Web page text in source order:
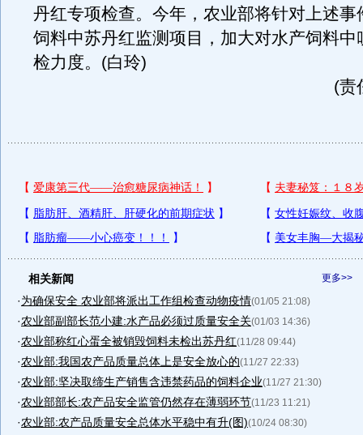
丹红专项检查。今年，农业部将针对上述事
饲料中苏丹红监测项目，加大对水产饲料中
检力度。(白玲)
(责
更多>>
相关新闻
·为确保安全 农业部将派出工作组检查动物疫情(01/05 21:08)
·农业部副部长范小建:水产品必须过质量安全关(01/03 14:36)
·农业部称红心蛋全被销毁饲料未检出苏丹红(11/28 09:44)
·农业部:我国农产品质量总体上是安全放心的(11/27 22:33)
·农业部:坚决取缔生产销售含违禁药品的饲料企业(11/27 21:30)
·农业部部长:农产品安全监管仍然存在薄弱环节(11/23 11:21)
·农业部:农产品质量安全总体水平稳中有升(图)(10/24 08:30)